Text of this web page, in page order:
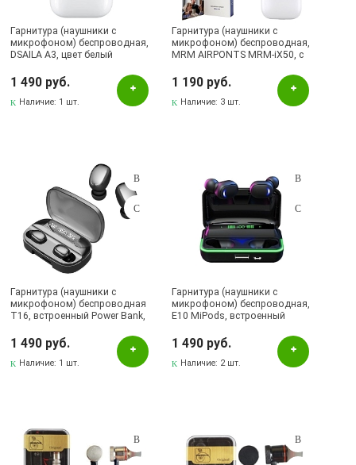
Гарнитура (наушники с
микрофоном) беспроводная,
DSAILA A3, цвет белый
1 490 руб.
Наличие: 1 шт.
Гарнитура (наушники с
микрофоном) беспроводная,
MRM AIRPONTS MRM-iX50, с
цвет белый (распродажа
1 190 руб.
Наличие: 3 шт.
Гарнитура (наушники с
микрофоном) беспроводная
T16, встроенный Power Bank,
1 490 руб.
Наличие: 1 шт.
Гарнитура (наушники с
микрофоном) беспроводная,
E10 MiPods, встроенный
черный
1 490 руб.
Наличие: 2 шт.